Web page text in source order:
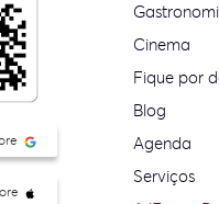
Cinema
Fique por
Blog
Agenda
Serviços